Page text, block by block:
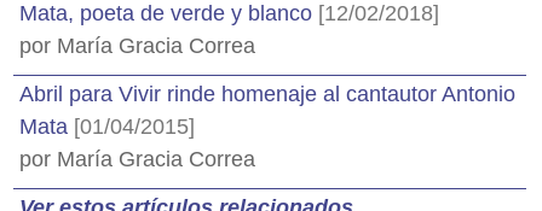
Mata, poeta de verde y blanco [12/02/2018]
por María Gracia Correa
Abril para Vivir rinde homenaje al cantautor Antonio
Mata [01/04/2015]
por María Gracia Correa